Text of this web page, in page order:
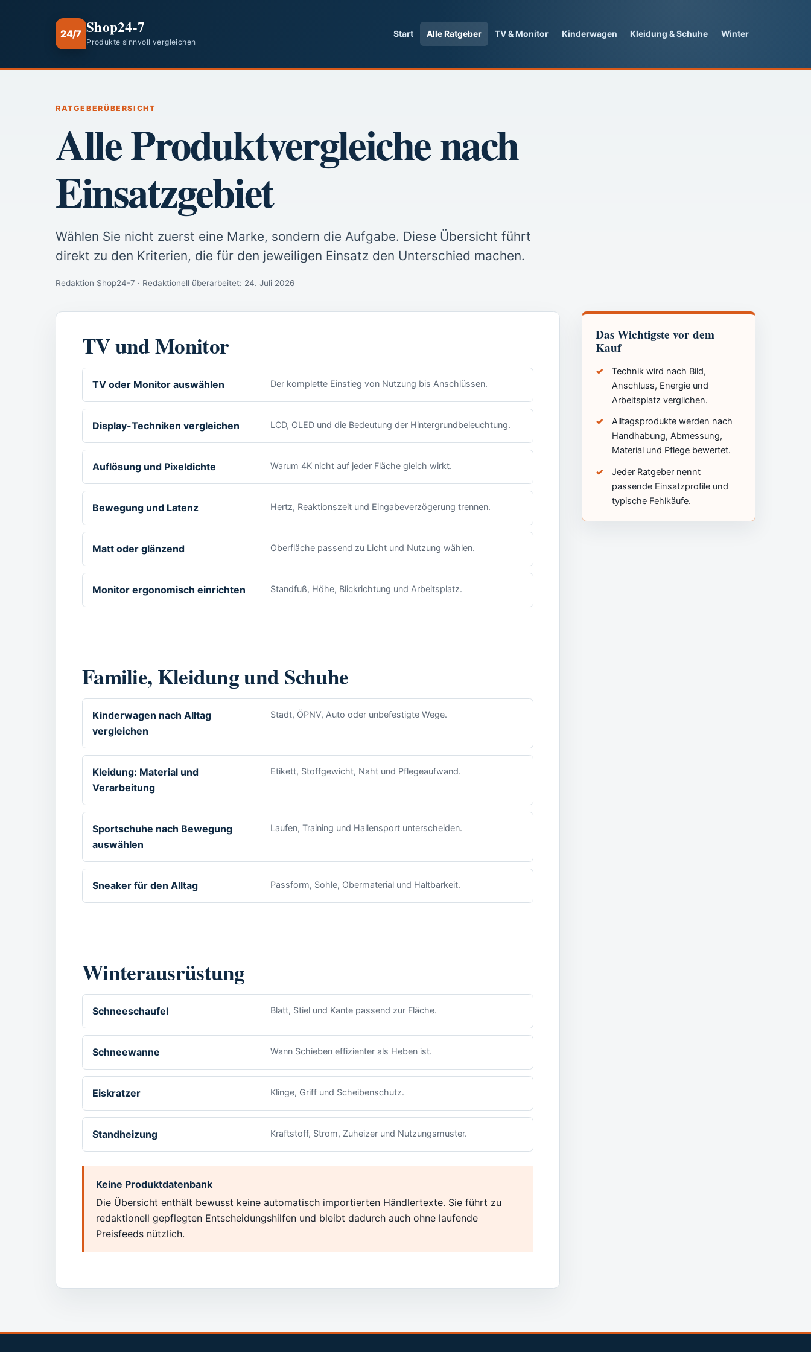
24/7 Shop24-7
Produkte sinnvoll vergleichen
Start Alle Ratgeber TV & Monitor Kinderwagen Kleidung & Schuhe Winter
RATGEBERÜBERSICHT
Alle Produktvergleiche nach
Einsatzgebiet
Wählen Sie nicht zuerst eine Marke, sondern die Aufgabe. Diese Übersicht führt
direkt zu den Kriterien, die für den jeweiligen Einsatz den Unterschied machen.
Redaktion Shop24-7 · Redaktionell überarbeitet: 24. Juli 2026
Das Wichtigste vor dem
Kauf
Technik wird nach Bild,
Anschluss, Energie und
Arbeitsplatz verglichen.
Alltagsprodukte werden nach
Handhabung, Abmessung,
Material und Pflege bewertet.
Jeder Ratgeber nennt
passende Einsatzprofile und
typische Fehlkäufe.
TV und Monitor
TV oder Monitor auswählen Der komplette Einstieg von Nutzung bis Anschlüssen.
Display-Techniken vergleichen LCD, OLED und die Bedeutung der Hintergrundbeleuchtung.
Auflösung und Pixeldichte Warum 4K nicht auf jeder Fläche gleich wirkt.
Bewegung und Latenz Hertz, Reaktionszeit und Eingabeverzögerung trennen.
Matt oder glänzend Oberfläche passend zu Licht und Nutzung wählen.
Monitor ergonomisch einrichten Standfuß, Höhe, Blickrichtung und Arbeitsplatz.
Familie, Kleidung und Schuhe
Kinderwagen nach Alltag
vergleichen
Stadt, ÖPNV, Auto oder unbefestigte Wege.
Kleidung: Material und
Verarbeitung
Etikett, Stoffgewicht, Naht und Pflegeaufwand.
Sportschuhe nach Bewegung
auswählen
Laufen, Training und Hallensport unterscheiden.
Sneaker für den Alltag Passform, Sohle, Obermaterial und Haltbarkeit.
Winterausrüstung
Schneeschaufel Blatt, Stiel und Kante passend zur Fläche.
Schneewanne Wann Schieben effizienter als Heben ist.
Eiskratzer Klinge, Griff und Scheibenschutz.
Standheizung Kraftstoff, Strom, Zuheizer und Nutzungsmuster.
Keine Produktdatenbank
Die Übersicht enthält bewusst keine automatisch importierten Händlertexte. Sie führt zu
redaktionell gepflegten Entscheidungshilfen und bleibt dadurch auch ohne laufende
Preisfeeds nützlich.